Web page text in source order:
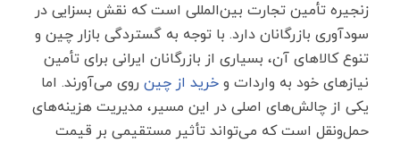
زنجیره تأمین تجارت بین‌المللی است که نقش بسزایی در
سودآوری بازرگانان دارد. با توجه به گستردگی بازار چین و
تنوع کالاهای آن، بسیاری از بازرگانان ایرانی برای تأمین
نیازهای خود به واردات و خرید از چین روی می‌آورند. اما
یکی از چالش‌های اصلی در این مسیر، مدیریت هزینه‌های
حمل‌ونقل است که می‌تواند تأثیر مستقیمی بر قیمت